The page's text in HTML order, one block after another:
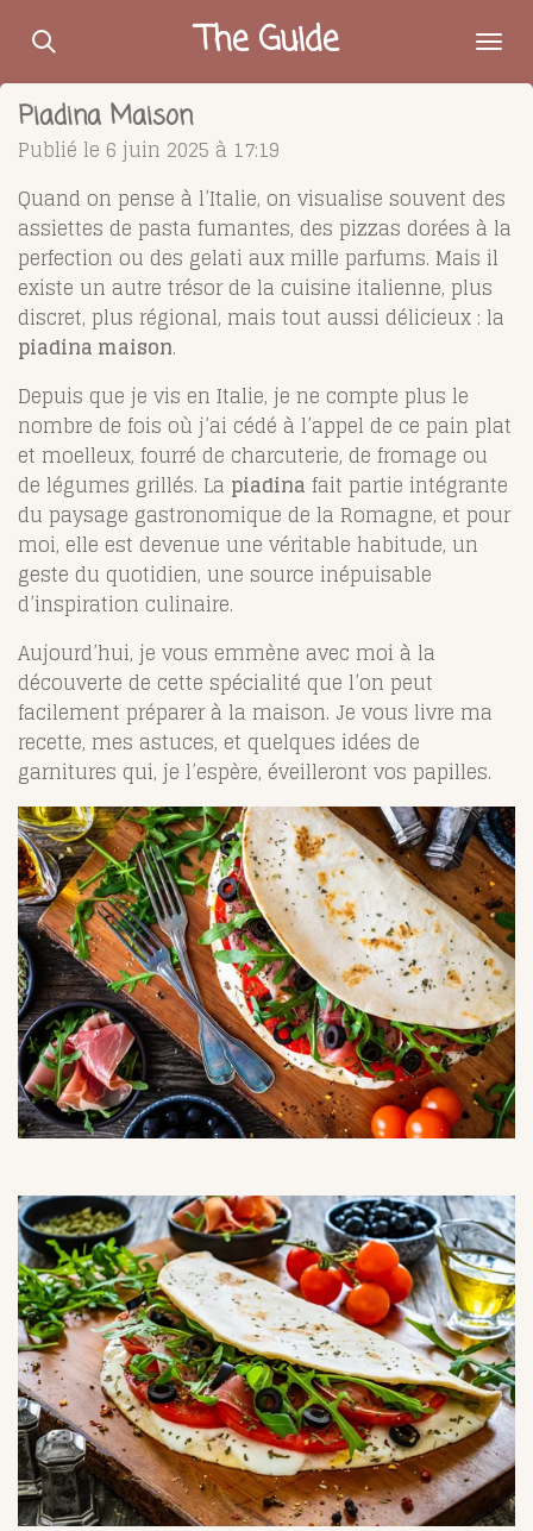
Passer
contenu
principal
The Guide
Piadina Maison
Publié le 6 juin 2025 à 17:19
Quand on pense à l’Italie, on visualise souvent des
assiettes de pasta fumantes, des pizzas dorées à la
perfection ou des gelati aux mille parfums. Mais il
existe un autre trésor de la cuisine italienne, plus
discret, plus régional, mais tout aussi délicieux : la
piadina maison.
Depuis que je vis en Italie, je ne compte plus le
nombre de fois où j’ai cédé à l’appel de ce pain plat
et moelleux, fourré de charcuterie, de fromage ou
de légumes grillés. La piadina fait partie intégrante
du paysage gastronomique de la Romagne, et pour
moi, elle est devenue une véritable habitude, un
geste du quotidien, une source inépuisable
d’inspiration culinaire.
Aujourd’hui, je vous emmène avec moi à la
découverte de cette spécialité que l’on peut
facilement préparer à la maison. Je vous livre ma
recette, mes astuces, et quelques idées de
garnitures qui, je l’espère, éveilleront vos papilles.